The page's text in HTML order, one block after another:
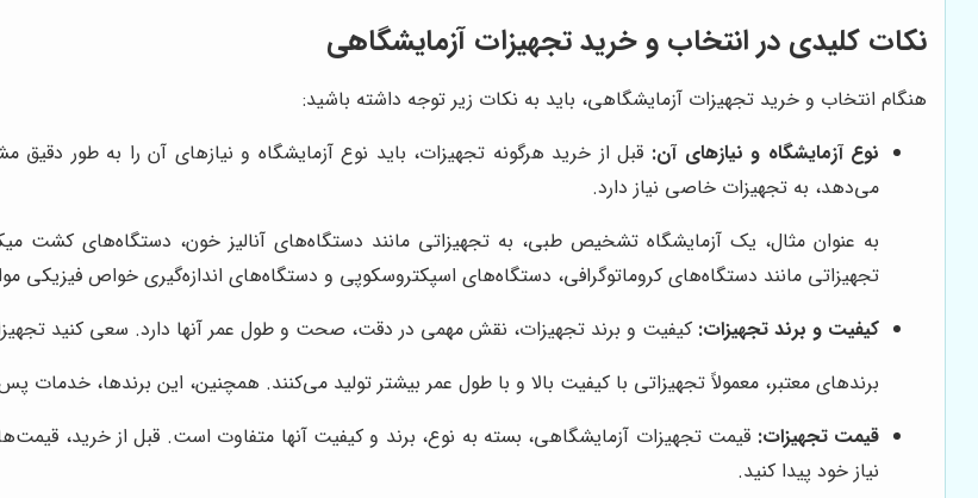
نکات کلیدی در انتخاب و خرید تجهیزات آزمایشگاهی
هنگام انتخاب و خرید تجهیزات آزمایشگاهی، باید به نکات زیر توجه داشته باشید:
نوع آزمایشگاه و نیازهای آن: قبل از خرید هرگونه تجهیزات، باید نوع آزمایشگاه و نیازهای آن را به طور
می‌دهد، به تجهیزات خاصی نیاز دارد.
به عنوان مثال، یک آزمایشگاه تشخیص طبی، به تجهیزاتی مانند دستگاه‌های آنالیز خون، دستگاه‌های کشت
تجهیزاتی مانند دستگاه‌های کروماتوگرافی، دستگاه‌های اسپکتروسکوپی و دستگاه‌های اندازه‌گیری خواص فیزیکی
کیفیت و برند تجهیزات: کیفیت و برند تجهیزات، نقش مهمی در دقت، صحت و طول عمر آنها دارد. سعی کنید
برندهای معتبر، معمولاً تجهیزاتی با کیفیت بالا و با طول عمر بیشتر تولید می‌کنند. همچنین، این برندها، خدمات
قیمت تجهیزات: قیمت تجهیزات آزمایشگاهی، بسته به نوع، برند و کیفیت آنها متفاوت است. قبل از خرید،
نیاز خود پیدا کنید.